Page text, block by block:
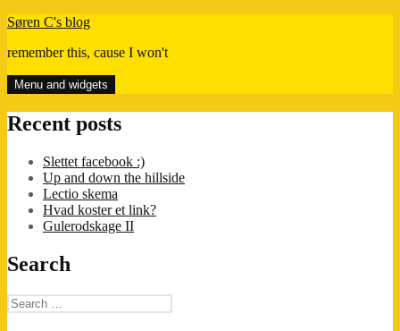
Skip
content
Søren C's blog
remember this, cause I won't
Menu and widgets
Recent posts
Slettet facebook :)
Up and down the hillside
Lectio skema
Hvad koster et link?
Gulerodskage II
Search
Search
for: